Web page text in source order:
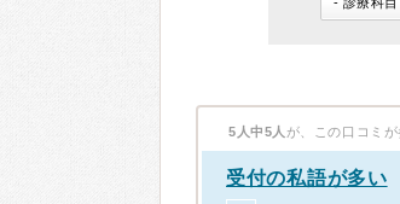
5人中5人 が、この口コミ
受付の私語が多い